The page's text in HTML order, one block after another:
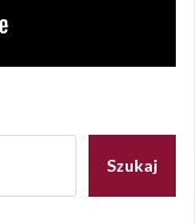
Szukaj